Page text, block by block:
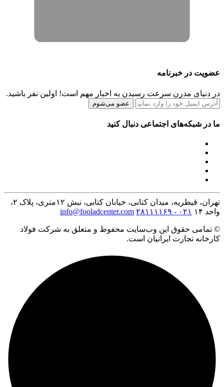
عضویت در خبرنامه
در دنیای مدرن سرعت رسیدن به اخبار مهم است! اولین نفر باشید.
عضو می‌شوم
ما در شبکه‌های اجتماعی دنبال کنید
تهران، قیطریه، میدان کتابی، خیابان کتابی، نبش ۱۲متری، پلاک ۲،
واحد ۱۴
۰۲۱ - ۲۸۱۱۱۱۶۹ info@fooladcenter.com
© تمامی حقوق این وب‌سایت محفوظ و متعلق به شرکت فولاد
کارخانه تجارت ایرانیان است.